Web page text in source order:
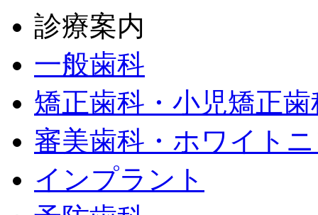
診療案内
一般歯科
矯正歯科・小児矯正歯
審美歯科・ホワイト
インプラント